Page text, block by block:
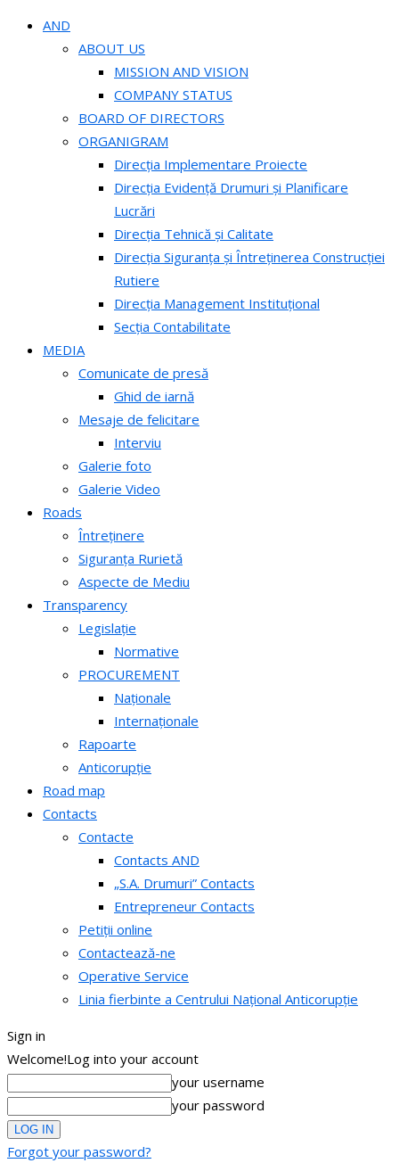
AND
ABOUT US
MISSION AND VISION
COMPANY STATUS
BOARD OF DIRECTORS
ORGANIGRAM
Direcția Implementare Proiecte
Direcția Evidență Drumuri și Planificare
Lucrări
Direcția Tehnică și Calitate
Direcția Siguranța și Întreținerea Construcției
Rutiere
Direcția Management Instituțional
Secția Contabilitate
MEDIA
Comunicate de presă
Ghid de iarnă
Mesaje de felicitare
Interviu
Galerie foto
Galerie Video
Roads
Întreținere
Siguranța Rurietă
Aspecte de Mediu
Transparency
Legislație
Normative
PROCUREMENT
Naționale
Internaționale
Rapoarte
Anticorupție
Road map
Contacts
Contacte
Contacts AND
„S.A. Drumuri” Contacts
Entrepreneur Contacts
Petiții online
Contactează-ne
Operative Service
Linia fierbinte a Centrului Național Anticorupție
Sign in
Welcome!Log into your account
your username
your password
Forgot your password?